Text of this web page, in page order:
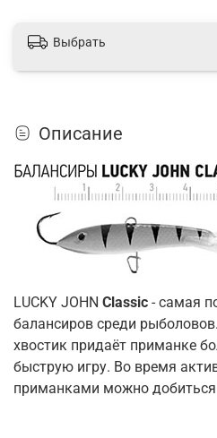
Выбрать
Описание
LUCKY JOHN Classic - самая
балансиров среди
хвостик придаёт приманке
быструю игру. Во время
приманками можно добиться